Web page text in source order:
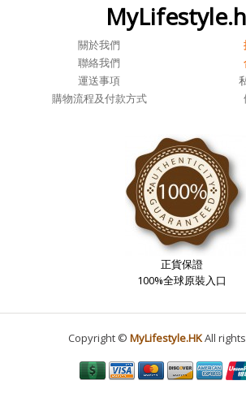
關於我們
聯絡我們
運送事項
購物流程及付款方式
正貨保證
100%全球原裝入口
Copyright © MyLifestyle.HKAll